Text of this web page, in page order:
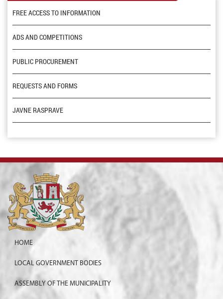
FREE ACCESS TO INFORMATION
ADS AND COMPETITIONS
PUBLIC PROCUREMENT
REQUESTS AND FORMS
JAVNE RASPRAVE
HOME
LOCAL GOVERNMENT BODIES
ASSEMBLY OF THE MUNICIPALITY